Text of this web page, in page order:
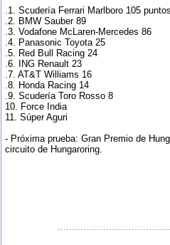
.1. Scudería Ferrari Marlboro 105 puntos
.2. BMW Sauber 89
.3. Vodafone McLaren-Mercedes 86
.4. Panasonic Toyota 25
.5. Red Bull Racing 24
.6. ING Renault 23
.7. AT&T Williams 16
.8. Honda Racing 14
.9. Scudería Toro Rosso 8
10. Force India
11. Súper Aguri
- Próxima prueba: Gran Premio de
circuito de Hungaroring.